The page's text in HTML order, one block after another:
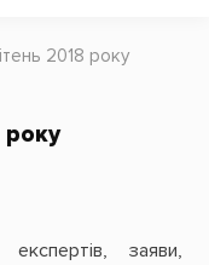
2018 року
року
заяви,